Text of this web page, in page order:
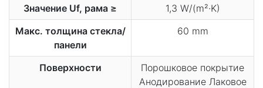
Значение Uf, рама ≥
1,3 W/(m²·K)
Макс. толщина стекла/
панели
60 mm
Поверхности
Порошковое покрытие
Анодирование Лаковое